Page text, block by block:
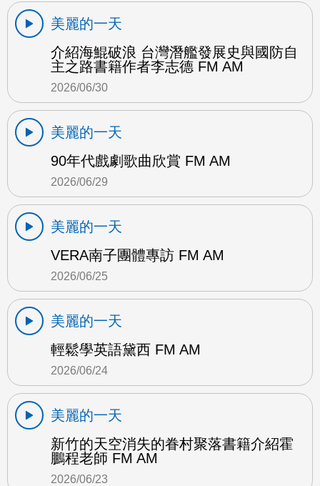
美麗的一天
介紹海鯤破浪 台灣潛艦發展史與國防自
主之路書籍作者李志德 FM AM
2026/06/30
美麗的一天
90年代戲劇歌曲欣賞 FM AM
2026/06/29
美麗的一天
VERA南子團體專訪 FM AM
2026/06/25
美麗的一天
輕鬆學英語黛西 FM AM
2026/06/24
美麗的一天
新竹的天空消失的眷村聚落書籍介紹霍
鵬程老師 FM AM
2026/06/23